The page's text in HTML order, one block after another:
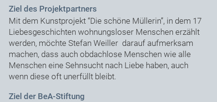
Ziel des Projektpartners
Mit dem Kunstprojekt “Die schöne Müllerin”, in dem 17
Liebesgeschichten wohnungsloser Menschen erzählt
werden, möchte Stefan Weiller darauf aufmerksam
machen, dass auch obdachlose Menschen wie alle
Menschen eine Sehnsucht nach Liebe haben, auch
wenn diese oft unerfüllt bleibt.
Ziel der BeA-Stiftung